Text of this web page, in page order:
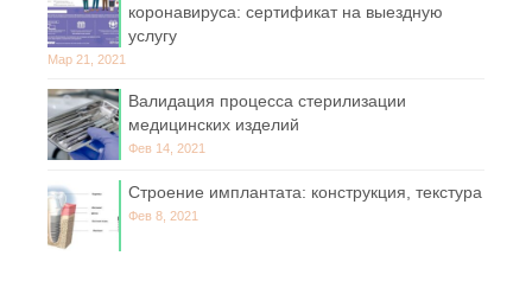
коронавируса: сертификат на выездную
услугу
Мар 21, 2021
Валидация процесса стерилизации
медицинских изделий
Фев 14, 2021
Строение имплантата: конструкция, текстура
Фев 8, 2021